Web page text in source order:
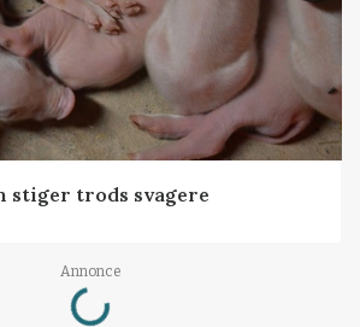
stiger trods svagere
Annonce
Loading...